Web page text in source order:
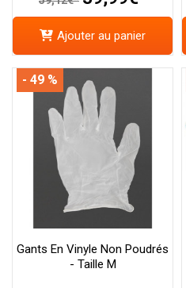
Ajouter au panier
Gants En Vinyle Non Poudrés
- Taille M
- 49 %